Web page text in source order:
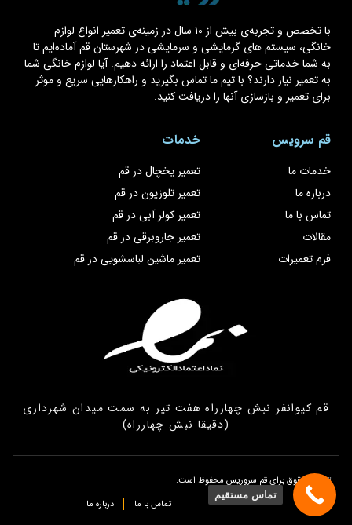
با تخصص و تجربه‌ی بیش از ۱۰ سال در زمینه‌ی تعمیر انواع لوازم
خانگی، سیستم های گرمایشی و سرمایشی در شهرستان قم آماده‌ایم تا
به شما خدماتی حرفه‌ای و قابل اعتماد را ارائه دهیم. آیا لوازم خانگی شما
به تعمیر نیاز دارند؟ با تیم ما تماس بگیرید و راهکارهایی سریع و موثر
برای تعمیر و بازسازی آنها را دریافت کنید.
قم سرویس
خدمات ما
درباره ما
تماس با ما
مقالات
فرم تعمیرات
خدمات
تعمیر یخچال در قم
تعمیر تلوزیون در قم
تعمیر کولر آبی در قم
تعمیر جاروبرقی در قم
تعمیر ماشین لباسشویی در قم
قم کیوانفر نبش چهارراه هفت تیر به سمت میدان شهرداری
(دقیقا نبش چهارراه)
تمامی حقوق برای قم سروریس محفوظ است.
تماس با ما
درباره ما
تماس مستقیم